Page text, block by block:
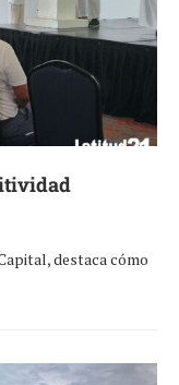
destaca cómo